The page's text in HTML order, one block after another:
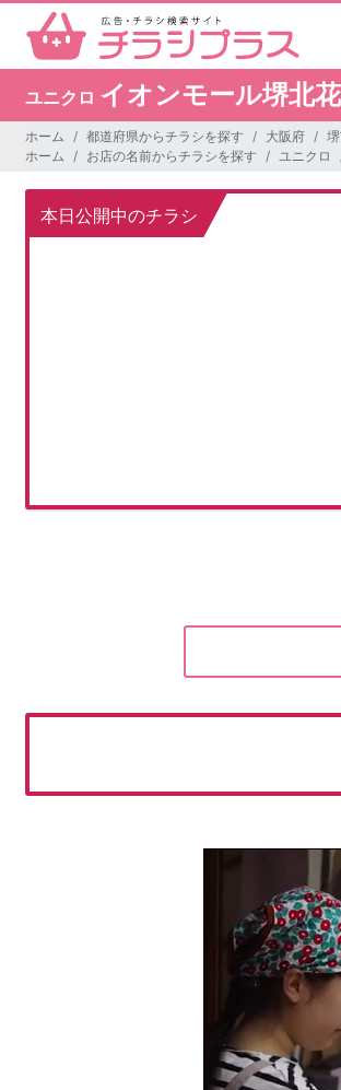
ユニクロ イオンモール堺北
ホーム 都道府県からチラシを探す 大阪府
ホーム
お店の名前からチラシを探す ユニクロ
本日公開中のチラシ